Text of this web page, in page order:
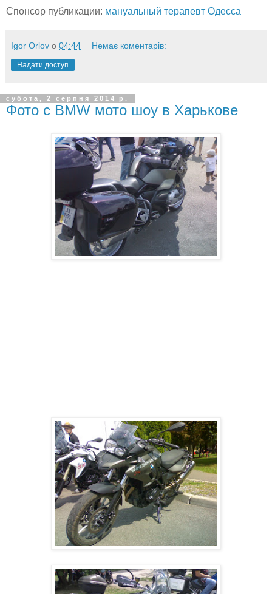
Спонсор публикации: мануальный терапевт Одесса
Igor Orlov о 04:44 Немає коментарів:
Надати доступ
субота, 2 серпня 2014 р.
Фото с BMW мото шоу в Харькове